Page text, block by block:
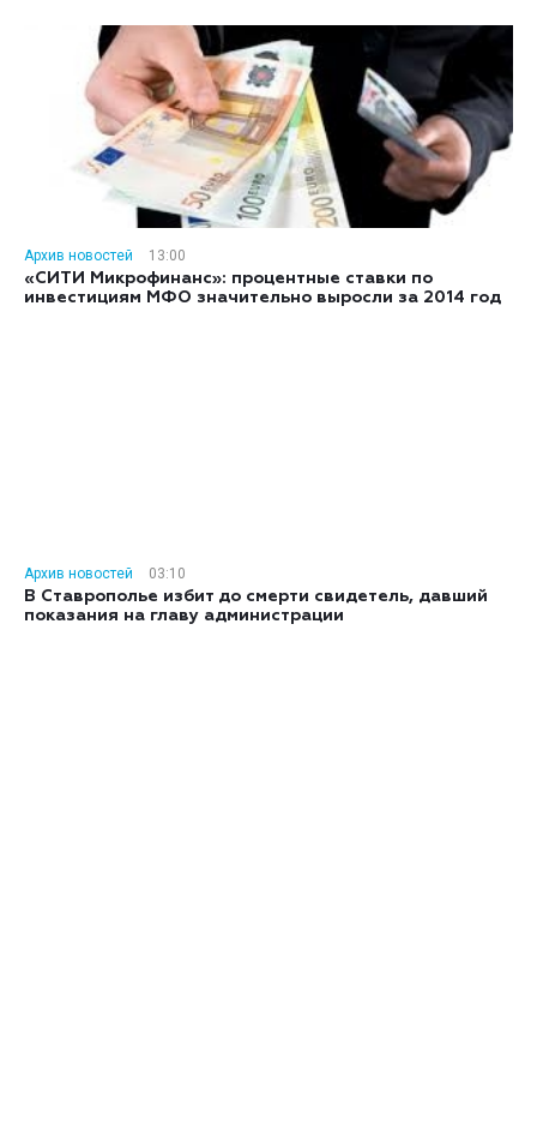
Архив новостей
13:00
«СИТИ Микрофинанс»: процентные ставки по
инвестициям МФО значительно выросли за 2014 год
Архив новостей
03:10
В Ставрополье избит до смерти свидетель, давший
показания на главу администрации